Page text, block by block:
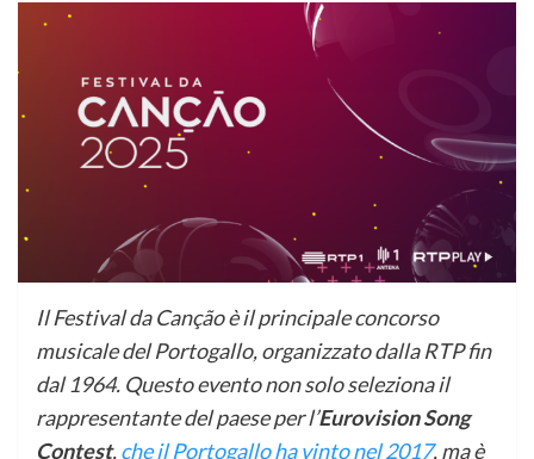
Il Festival da Canção è il principale concorso
musicale del Portogallo, organizzato dalla RTP fin
dal 1964. Questo evento non solo seleziona il
rappresentante del paese per l’Eurovision Song
Contest,che il Portogallo ha vinto nel 2017, ma è